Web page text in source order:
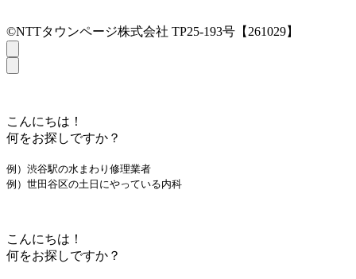
©NTTタウンページ株式会社 TP25-193号【261029】
こんにちは！
何をお探しですか？
例）渋谷駅の水まわり修理業者
例）世田谷区の土日にやっている内科
こんにちは！
何をお探しですか？